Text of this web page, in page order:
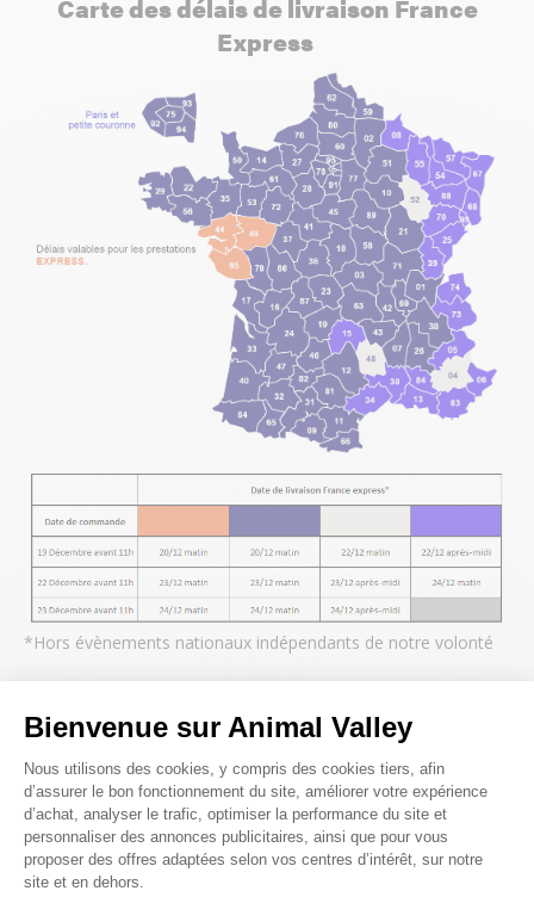
Bienvenue sur Animal Valley
Plateforme de Gestion du
Nous utilisons des cookies, y compris des cookies tiers, afin
d’assurer le bon fonctionnement du site, améliorer votre expérience
d’achat, analyser le trafic, optimiser la performance du site et
personnaliser des annonces publicitaires, ainsi que pour vous
proposer des offres adaptées selon vos centres d’intérêt, sur notre
site et en dehors.
Carte des délais de livraison France
Express
*Hors évènements nationaux indépendants de notre volonté